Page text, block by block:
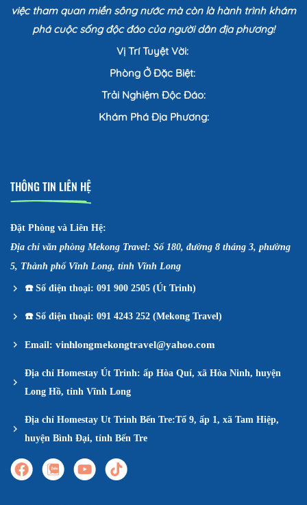
việc tham quan miền sông nước mà còn là hành trình khám
phá cuộc sống độc đáo của người dân địa phương!
Vị Trí Tuyệt Vời:
Phòng Ở Đặc Biệt:
Trải Nghiệm Độc Đáo:
Khám Phá Địa Phương:
THÔNG TIN LIÊN HỆ
Đặt Phòng và Liên Hệ:
Địa chỉ văn phòng Mekong Travel: Số 180, đường 8 tháng 3, phường
5, Thành phố Vĩnh Long, tỉnh Vĩnh Long
☎️Số điện thoại: 091 900 2505 (Út Trinh)
☎️Số điện thoại: 091 4243 252 (Mekong Travel)
Email: vinhlongmekongtravel@yahoo.com
Địa chỉ Homestay Út Trinh: ấp Hòa Quí, xã Hòa Ninh, huyện
Long Hồ, tỉnh Vĩnh Long
Địa chỉ Homestay Ut Trinh Bến Tre:Tổ 9, ấp 1, xã Tam Hiệp,
huyện Bình Đại, tỉnh Bến Tre